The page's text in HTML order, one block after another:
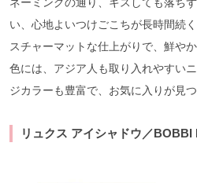
い、心地よいつけごこちが長時間続
スチャーマットな仕上がりで、鮮や
色には、アジア人も取り入れやすい
ジカラーも豊富で、お気に入りが見つ
リュクス アイシャドウ／BOBBI